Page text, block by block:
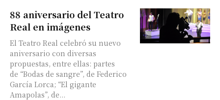
88 aniversario del Teatro
Real en imágenes
El Teatro Real celebró su nuevo
aniversario con diversas
propuestas, entre ellas: partes
de “Bodas de sangre”, de Federico
García Lorca; “El gigante
Amapolas”, de...